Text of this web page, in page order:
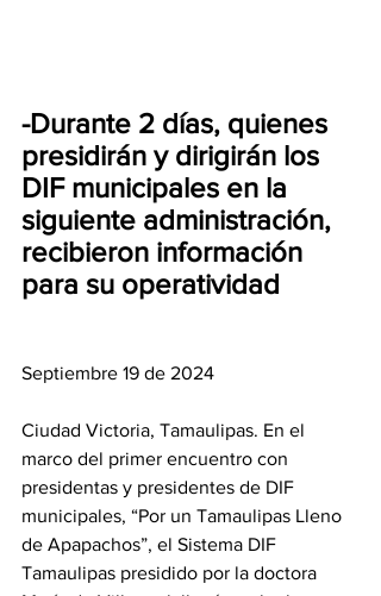
-Durante 2 días, quienes
presidirán y dirigirán los
DIF municipales en la
siguiente administración,
recibieron información
para su operatividad
Septiembre 19 de 2024
Ciudad Victoria, Tamaulipas. En el
marco del primer encuentro con
presidentas y presidentes de DIF
municipales, “Por un Tamaulipas Lleno
de Apapachos”, el Sistema DIF
Tamaulipas presidido por la doctora